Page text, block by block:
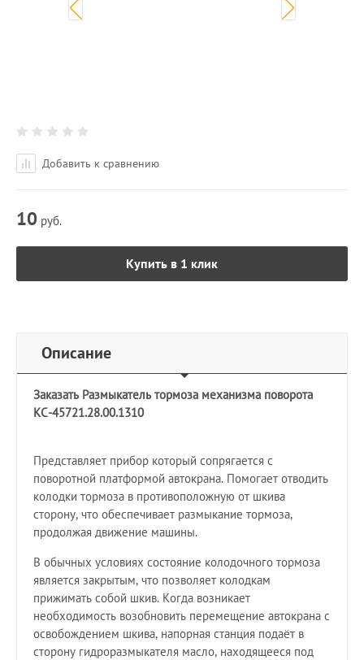
Добавить к сравнению
10 руб.
Купить в 1 клик
Описание
Заказать Размыкатель тормоза механизма поворота
КС-45721.28.00.1310
Представляет прибор который сопрягается с
поворотной платформой автокрана. Помогает отводить
колодки тормоза в противоположную от шкива
сторону, что обеспечивает размыкание тормоза,
продолжая движение машины.
В обычных условиях состояние колодочного тормоза
является закрытым, что позволяет колодкам
прижимать собой шкив. Когда возникает
необходимость возобновить перемещение автокрана с
освобождением шкива, напорная станция подаёт в
сторону гидроразмыкателя масло, находящееся под